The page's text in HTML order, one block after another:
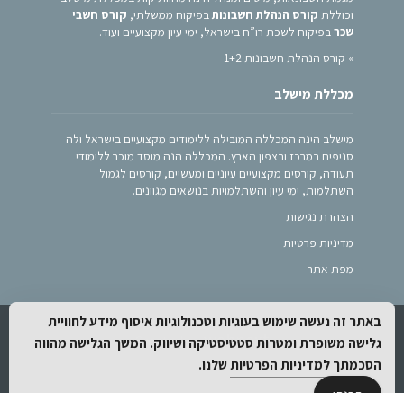
וכוללת קורס הנהלת חשבונותבפיקוח ממשלתי, קורס חשבי
שכרבפיקוח לשכת רו”ח בישראל, ימי עיון מקצועיים ועוד.
» קורס הנהלת חשבונות 1+2
מכללת מישלב
מישלב הינה המכללה המובילה ללימודים מקצועיים בישראל ולה
סניפים במרכז ובצפון הארץ. המכללה הנה מוסד מוכר ללימודי
תעודה, קורסים מקצועיים עיוניים ומעשיים, קורסים לגמול
השתלמות, ימי עיון והשתלמויות בנושאים מגוונים.
הצהרת נגישות
מדיניות פרטיות
מפת אתר
Created bywebnext.
באתר זה נעשה שימוש בעוגיות וטכנולוגיות איסוף מידע לחוויית
גלישה משופרת ומטרות סטטיסטיקה ושיווק. המשך הגלישה מהווה
הסכמתך למדיניות הפרטיותשלנו.